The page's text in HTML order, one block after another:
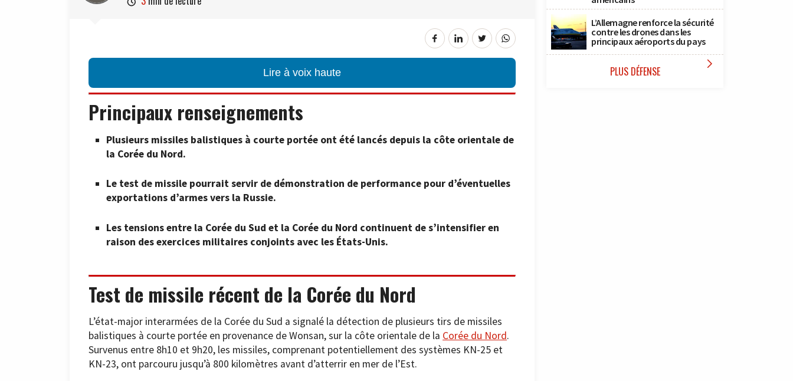
Lire à voix haute
Principaux renseignements
Plusieurs missiles balistiques à courte portée ont été lancés depuis la côte orientale de
la Corée du Nord.
Le test de missile pourrait servir de démonstration de performance pour d’éventuelles
exportations d’armes vers la Russie.
Les tensions entre la Corée du Sud et la Corée du Nord continuent de s’intensifier en
raison des exercices militaires conjoints avec les États-Unis.
Test de missile récent de la Corée du Nord
L’état-major interarmées de la Corée du Sud a signalé la détection de plusieurs tirs de missiles
balistiques à courte portée en provenance de Wonsan, sur la côte orientale de la Corée du Nord.
Survenus entre 8h10 et 9h20, les missiles, comprenant potentiellement des systèmes KN-25 et
KN-23, ont parcouru jusqu’à 800 kilomètres avant d’atterrir en mer de l’Est.
L’Allemagne renforce la sécurité
contre les drones dans les
principaux aéroports du pays
PLUS DÉFENSE 